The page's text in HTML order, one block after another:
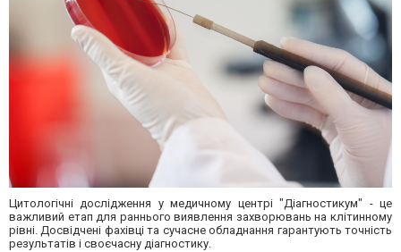
Цитологічні дослідження у медичному центрі "Діагностикум" - це
важливий етап для раннього виявлення захворювань на клітинному
рівні. Досвідчені фахівці та сучасне обладнання гарантують точність
результатів і своєчасну діагностику.